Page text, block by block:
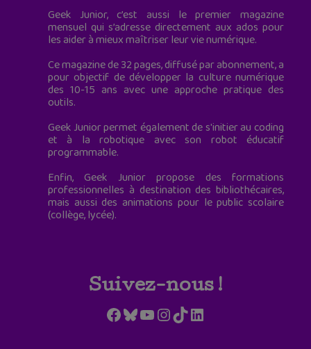
Geek Junior, c’est aussi le premier magazine
mensuel qui s’adresse directement aux ados pour
les aider à mieux maîtriser leur vie numérique.
Ce magazine de 32 pages, diffusé par abonnement, a
pour objectif de développer la culture numérique
des 10-15 ans avec une approche pratique des
outils.
Geek Junior permet également de s'initier au coding
et à la robotique avec son robot éducatif
programmable.
Enfin, Geek Junior propose des formations
professionnelles à destination des bibliothécaires,
mais aussi des animations pour le public scolaire
(collège, lycée).
Suivez-nous !
Facebook
Bluesky
YouTube
Instagram
TikTokLinkedIn